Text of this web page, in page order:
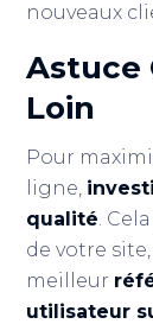
nouveaux
Astuce
Loin
Pour
ligne,
qualité.
de votre
meilleur
utilisateur